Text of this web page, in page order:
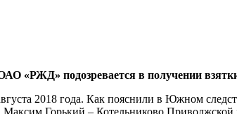
«РЖД» подозревается в получении
2018 года. Как пояснили в Южном
Горький – Котельниково Приволжской